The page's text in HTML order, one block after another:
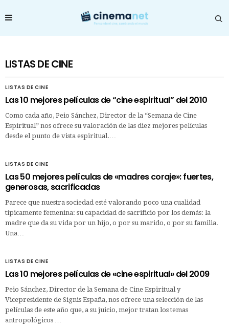
LISTAS DE CINE
LISTAS DE CINE
Las 10 mejores películas de “cine espiritual” del 2010
Como cada año, Peio Sánchez, Director de la “Semana de Cine
Espiritual” nos ofrece su valoración de las diez mejores películas
desde el punto de vista espiritual.…
LISTAS DE CINE
Las 50 mejores películas de «madres coraje»: fuertes,
generosas, sacrificadas
Parece que nuestra sociedad esté valorando poco una cualidad
típicamente femenina: su capacidad de sacrificio por los demás: la
madre que da su vida por un hijo, o por su marido, o por su familia.
Una…
LISTAS DE CINE
Las 10 mejores películas de «cine espiritual» del 2009
Peio Sánchez, Director de la Semana de Cine Espiritual y
Vicepresidente de Signis España, nos ofrece una selección de las
películas de este año que, a su juicio, mejor tratan los temas
antropológicos …